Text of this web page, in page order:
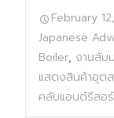
February
Japanese
Boiler, งานสัม
แสดงสินค้าอุต
คลับแอนด์รีสอ